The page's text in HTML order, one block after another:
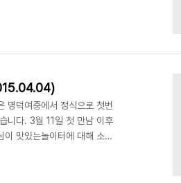
의 수업주제는 '기획'입니다.
우 큰 ..
덕여중에서 정식으로 첫번
니다. 3월 11일 첫 만남 이후
맛있는놀이터에 대해 소개
기분 좋게 각 질문마다 재치